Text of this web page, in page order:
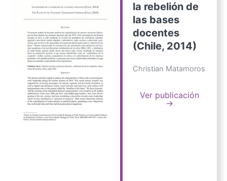
la rebelión de
las bases
docentes
(Chile, 2014)
Christian Matamoros
Ver publicación
→